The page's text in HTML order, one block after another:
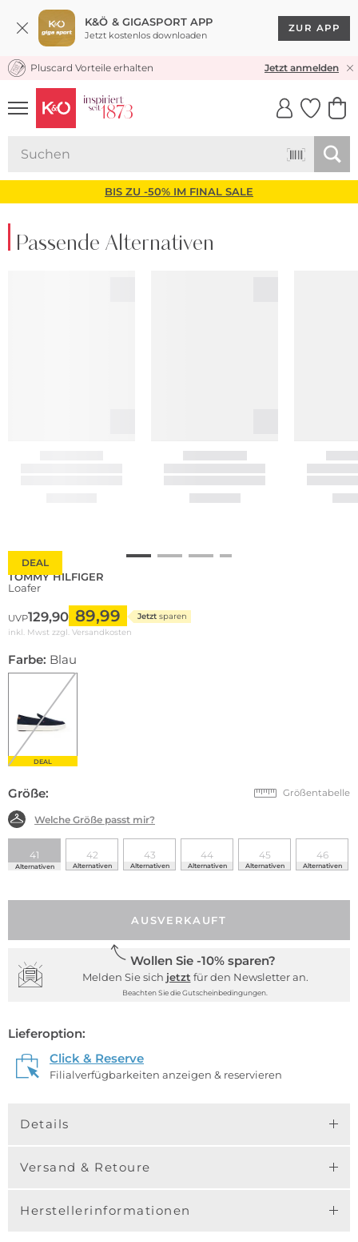
K&Ö & GIGASPORT APP
Jetzt kostenlos downloaden
ZUR APP
KOSTENLOSER VERSAND* & RÜCKVERSAND
Pluscard Vorteile erhalten Jetzt anmelden
UNSERE APP
CLICK &
BIS ZU -50% IM FINAL SALE
Passende Alternativen
DEAL
TOMMY HILFIGER
Loafer
UVP129,90 89,99 Jetzt sparen
inkl. Mwst zzgl. Versandkosten
Farbe: Blau
DEAL
Größe: Größentabelle
Welche Größe passt mir?
41
Alternativen
42
Alternativen
43
Alternativen
44
Alternativen
45
Alternativen
46
Alternativen
AUSVERKAUFT
Wollen Sie -10% sparen?
Melden Sie sich jetzt für den Newsletter an.
Beachten Sie die Gutscheinbedingungen.
Lieferoption:
Click & Reserve
Filialverfügbarkeiten anzeigen & reservieren
Details
Versand & Retoure
Herstellerinformationen